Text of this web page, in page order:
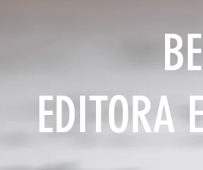
EDITORA